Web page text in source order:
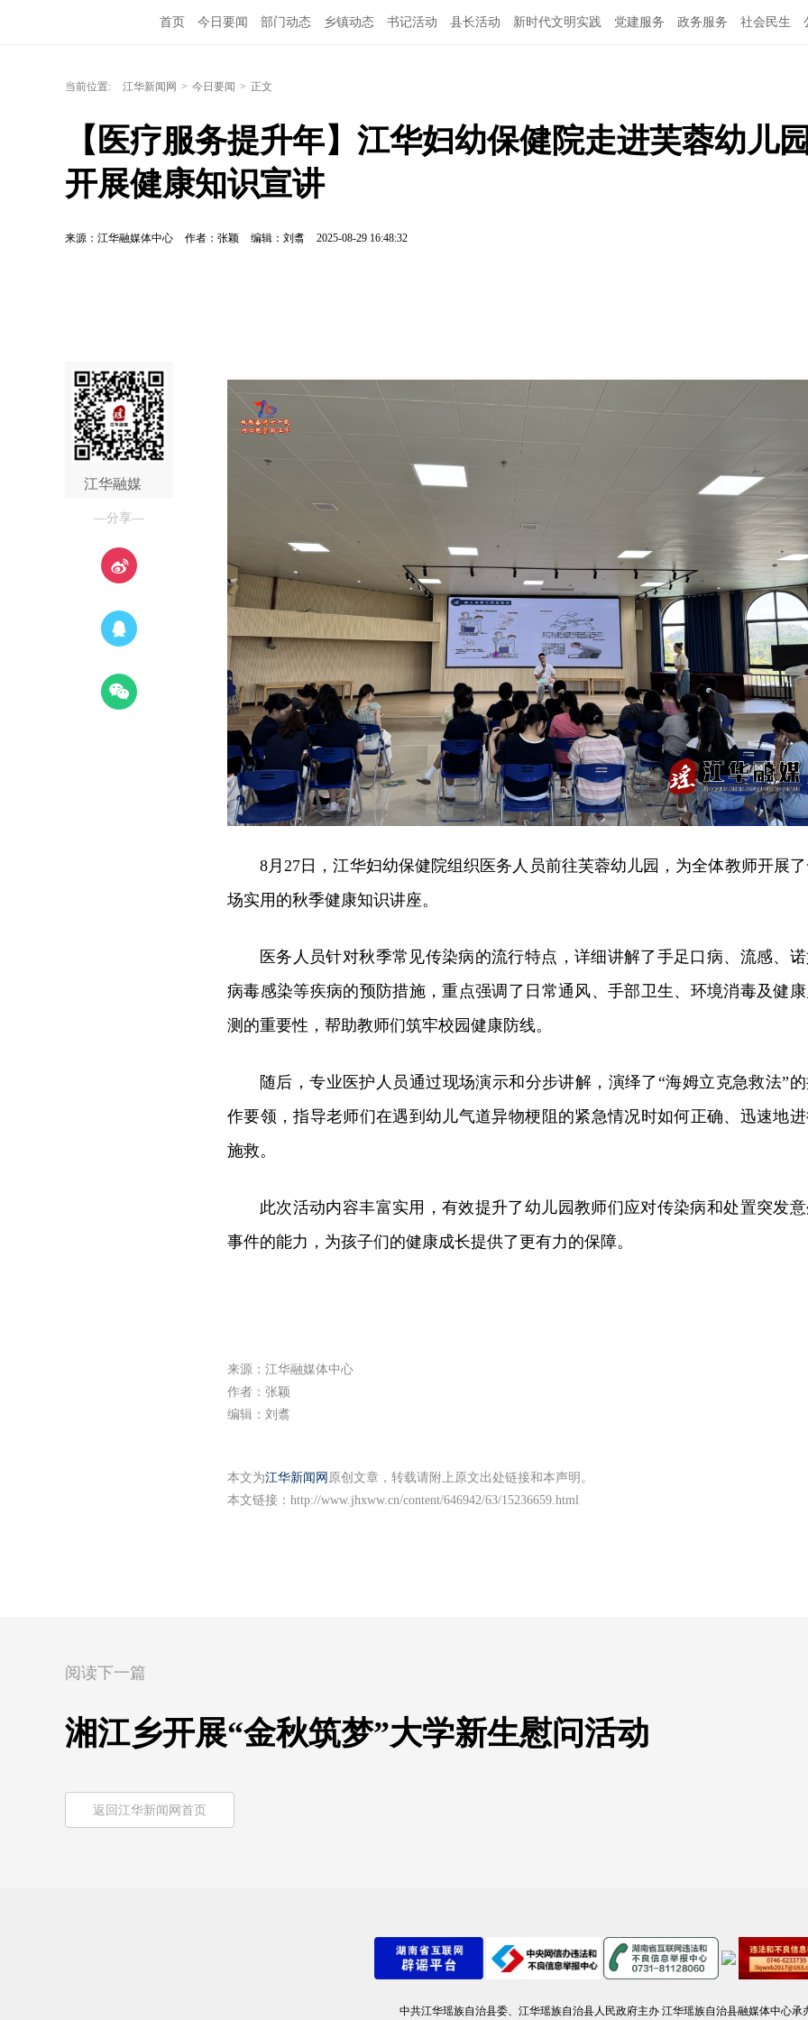
首页 今日要闻 部门动态 乡镇动态 书记活动 县长活动 新时代文明实践 党建服务 政务服务 社会民生
当前位置: 江华新闻网 > 今日要闻 > 正文
【医疗服务提升年】江华妇幼保健院走进芙蓉幼儿
开展健康知识宣讲
来源：江华融媒体中心 作者：张颖 编辑：刘翥 2025-08-29 16:48:32
江华融媒
—分享—
8月27日，江华妇幼保健院组织医务人员前往芙蓉幼儿园，为全体教师开展
场实用的秋季健康知识讲座。
医务人员针对秋季常见传染病的流行特点，详细讲解了手足口病、流感、
病毒感染等疾病的预防措施，重点强调了日常通风、手部卫生、环境消毒及健
测的重要性，帮助教师们筑牢校园健康防线。
随后，专业医护人员通过现场演示和分步讲解，演绎了“海姆立克急救法”
作要领，指导老师们在遇到幼儿气道异物梗阻的紧急情况时如何正确、迅速地
施救。
此次活动内容丰富实用，有效提升了幼儿园教师们应对传染病和处置突发
事件的能力，为孩子们的健康成长提供了更有力的保障。
来源：江华融媒体中心
作者：张颖
编辑：刘翥
本文为江华新闻网 原创文章，转载请附上原文出处链接和本声明。
本文链接： http://www.jhxww.cn/content/646942/63/15236659.html
阅读下一篇
湘江乡开展“金秋筑梦”大学新生慰问活动
返回江华新闻网首页
中共江华瑶族自治县委、江华瑶族自治县人民政府主办 江华瑶族自治县融媒体中心承